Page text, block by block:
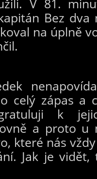
V 81.
Bez
na úplně
celý zápas a
k
a proto u
které nás
Jak je vidět,